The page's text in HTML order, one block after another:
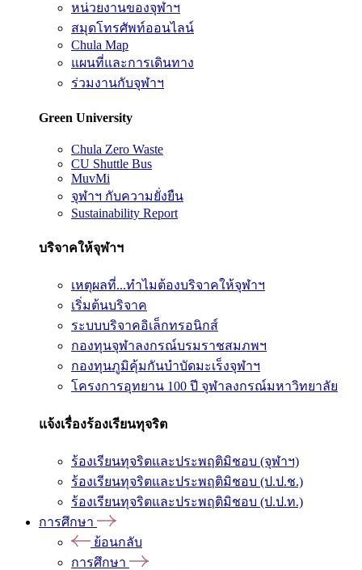
หน่วยงานของจุฬาฯ
สมุดโทรศัพท์ออนไลน์
Chula Map
แผนที่และการเดินทาง
ร่วมงานกับจุฬาฯ
Green University
Chula Zero Waste
CU Shuttle Bus
MuvMi
จุฬาฯ กับความยั่งยืน
Sustainability Report
บริจาคให้จุฬาฯ
เหตุผลที่...ทำไมต้องบริจาคให้จุฬาฯ
เริ่มต้นบริจาค
ระบบบริจาคอิเล็กทรอนิกส์
กองทุนจุฬาลงกรณ์บรมราชสมภพฯ
กองทุนภูมิคุ้มกันบำบัดมะเร็งจุฬาฯ
โครงการอุทยาน 100 ปี จุฬาลงกรณ์มหาวิทยาลัย
แจ้งเรื่องร้องเรียนทุจริต
ร้องเรียนทุจริตและประพฤติมิชอบ (จุฬาฯ)
ร้องเรียนทุจริตและประพฤติมิชอบ (ป.ป.ช.)
ร้องเรียนทุจริตและประพฤติมิชอบ (ป.ป.ท.)
การศึกษา
ย้อนกลับ
การศึกษา